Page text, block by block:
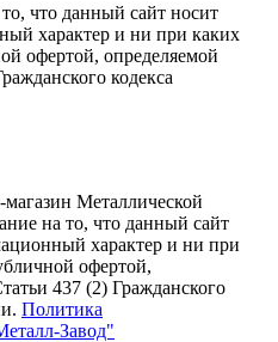
что данный сайт носит
характер и ни при каких
офертой, определяемой
кодекса
Металлической
на то, что данный сайт
характер и ни при
офертой,
437 (2) Гражданского
Политика
Завод"